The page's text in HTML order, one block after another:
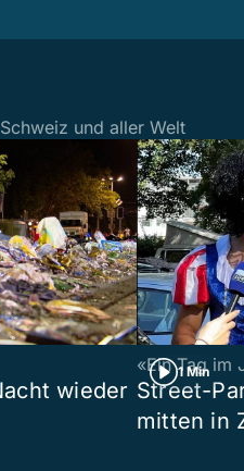
und aller Welt
wieder
1 Min
«Ein Tag im
Street-
mitten in